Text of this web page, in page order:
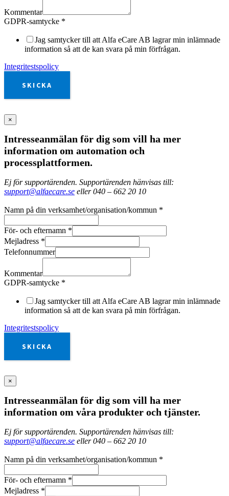
Kommentar
GDPR-samtycke *
Jag samtycker till att Alfa eCare AB lagrar min inlämnade
information så att de kan svara på min förfrågan.
Integritestspolicy
SKICKA
×
Intresseanmälan för dig som vill ha mer
information om automation och
processplattformen.
Ej för supportärenden. Supportärenden hänvisas till:
support@alfaecare.se eller 040 – 662 20 10
Namn på din verksamhet/organisation/kommun *
För- och efternamn *
Mejladress *
Telefonnummer
Kommentar
GDPR-samtycke *
Jag samtycker till att Alfa eCare AB lagrar min inlämnade
information så att de kan svara på min förfrågan.
Integritestspolicy
SKICKA
×
Intresseanmälan för dig som vill ha mer
information om våra produkter och tjänster.
Ej för supportärenden. Supportärenden hänvisas till:
support@alfaecare.se eller 040 – 662 20 10
Namn på din verksamhet/organisation/kommun *
För- och efternamn *
Mejladress *